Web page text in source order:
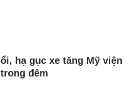
hạ gục xe tăng Mỹ viện
đêm